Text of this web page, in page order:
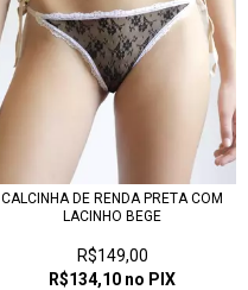
CALCINHA DE RENDA PRETA COM
LACINHO BEGE
R$149,00
R$134,10 no PIX